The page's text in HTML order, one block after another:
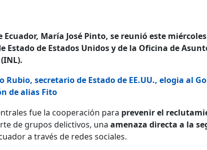
Ecuador, María José Pinto, se reunió este
Estado de Estados Unidos y de la Oficina de
Rubio, secretario de Estado de EE.UU., elogia al
de alias Fito
fue la cooperación para prevenir el
de grupos delictivos, una amenaza directa a la
a través de redes sociales.